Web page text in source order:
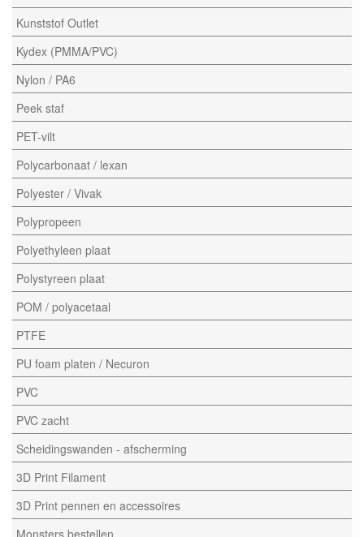
Kunststof Outlet
Kydex (PMMA/PVC)
Nylon / PA6
Peek staf
PET-vilt
Polycarbonaat / lexan
Polyester / Vivak
Polypropeen
Polyethyleen plaat
Polystyreen plaat
POM / polyacetaal
PTFE
PU foam platen / Necuron
PVC
PVC zacht
Scheidingswanden - afscherming
3D Print Filament
3D Print pennen en accessoires
Monsters bestellen